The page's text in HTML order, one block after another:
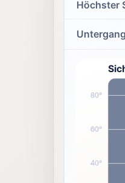
Höchster
Untergang
40°
60°
80°